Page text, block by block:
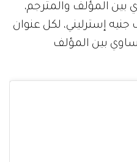
بين المؤلف والمترجم،
جائزةٌ بقيمة 5 آلاف جنيه إسترليني، لكل عنوان
بين المؤلف